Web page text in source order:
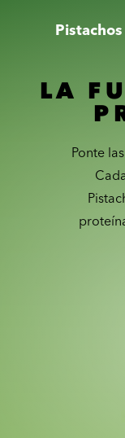
Pistachos
LA
Ponte